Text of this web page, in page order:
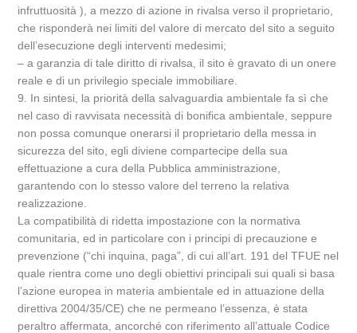
infruttuosità ), a mezzo di azione in rivalsa verso il proprietario,
che risponderà nei limiti del valore di mercato del sito a seguito
dell’esecuzione degli interventi medesimi;
– a garanzia di tale diritto di rivalsa, il sito è gravato di un onere
reale e di un privilegio speciale immobiliare.
9. In sintesi, la priorità della salvaguardia ambientale fa sì che
nel caso di ravvisata necessità di bonifica ambientale, seppure
non possa comunque onerarsi il proprietario della messa in
sicurezza del sito, egli diviene compartecipe della sua
effettuazione a cura della Pubblica amministrazione,
garantendo con lo stesso valore del terreno la relativa
realizzazione.
La compatibilità di ridetta impostazione con la normativa
comunitaria, ed in particolare con i principi di precauzione e
prevenzione (“chi inquina, paga”, di cui all’art. 191 del TFUE nel
quale rientra come uno degli obiettivi principali sui quali si basa
l’azione europea in materia ambientale ed in attuazione della
direttiva 2004/35/CE) che ne permeano l’essenza, è stata
peraltro affermata, ancorché con riferimento all’attuale Codice